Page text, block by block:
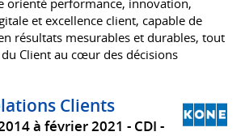
orienté performance, innovation,
et excellence client, capable de
résultats mesurables et durables, tout
Client au cœur des décisions
Clients
à février 2021 CDI